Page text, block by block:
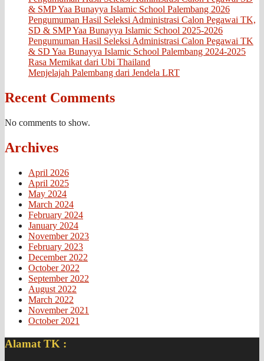
& SMP Yaa Bunayya Islamic School Palembang 2026
Pengumuman Hasil Seleksi Administrasi Calon Pegawai TK,
SD & SMP Yaa Bunayya Islamic School 2025-2026
Pengumuman Hasil Seleksi Administrasi Calon Pegawai TK
& SD Yaa Bunayya Islamic School Palembang 2024-2025
Rasa Memikat dari Ubi Thailand
Menjelajah Palembang dari Jendela LRT
Recent Comments
No comments to show.
Archives
April 2026
April 2025
May 2024
March 2024
February 2024
January 2024
November 2023
February 2023
December 2022
October 2022
September 2022
August 2022
March 2022
November 2021
October 2021
Alamat TK :